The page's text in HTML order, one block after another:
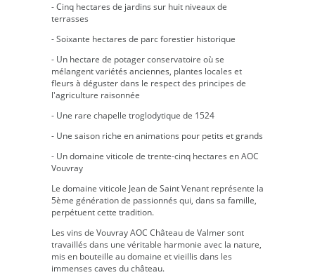
- Cinq hectares de jardins sur huit niveaux de
terrasses
- Soixante hectares de parc forestier historique
- Un hectare de potager conservatoire où se
mélangent variétés anciennes, plantes locales et
fleurs à déguster dans le respect des principes de
l'agriculture raisonnée
- Une rare chapelle troglodytique de 1524
- Une saison riche en animations pour petits et grands
- Un domaine viticole de trente-cinq hectares en AOC
Vouvray
Le domaine viticole Jean de Saint Venant représente la
5ème génération de passionnés qui, dans sa famille,
perpétuent cette tradition.
Les vins de Vouvray AOC Château de Valmer sont
travaillés dans une véritable harmonie avec la nature,
mis en bouteille au domaine et vieillis dans les
immenses caves du château.